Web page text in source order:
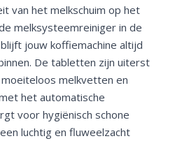
van het melkschuim op het
melksysteemreiniger in de
jouw koffiemachine altijd
De tabletten zijn uiterst
melkvetten en
het automatische
voor hygiënisch schone
luchtig en fluweelzacht